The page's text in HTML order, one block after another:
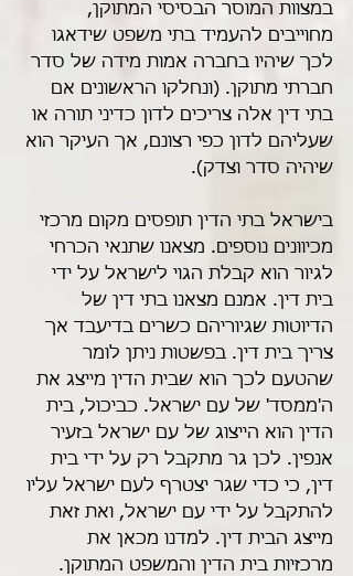
במצוות המוסר הבסיסי המתוקן,
מחוייבים להעמיד בתי משפט שידאגו
לכך שיהיו בחברה אמות מידה של סדר
חברתי מתוקן. (ונחלקו הראשונים אם
בתי דין אלה צריכים לדון כדיני תורה או
שעליהם לדון כפי רצונם, אך העיקר הוא
שיהיה סדר וצדק).
בישראל בתי הדין תופסים מקום מרכזי
מכיוונים נוספים. מצאנו שתנאי הכרחי
לגיור הוא קבלת הגוי לישראל על ידי
בית דין. אמנם מצאנו בתי דין של
הדיוטות שגיוריהם כשרים בדיעבד אך
צריך בית דין. בפשטות ניתן לומר
שהטעם לכך הוא שבית הדין מייצג את
ה'ממסד' של עם ישראל. כביכול, בית
הדין הוא הייצוג של עם ישראל בזעיר
אנפין. לכן גר מתקבל רק על ידי בית
דין, כי כדי שגר יצטרף לעם ישראל עליו
להתקבל על ידי עם ישראל, ואת זאת
מייצג הבית דין. למדנו מכאן את
מרכזיות בית הדין והמשפט המתוקן.